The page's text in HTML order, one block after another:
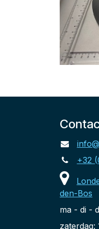
+32
den-Bos
ma - di -